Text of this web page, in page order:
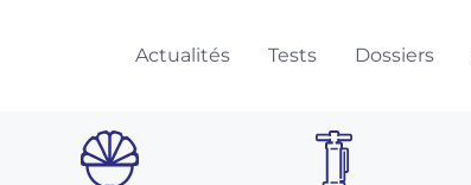
Actualités Tests Dossiers